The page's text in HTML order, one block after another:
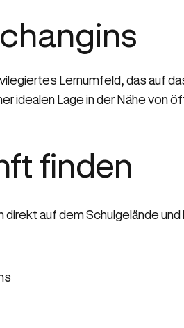
Lernumfeld, das auf
idealen Lage in der Nähe von
finden
auf dem Schulgelände